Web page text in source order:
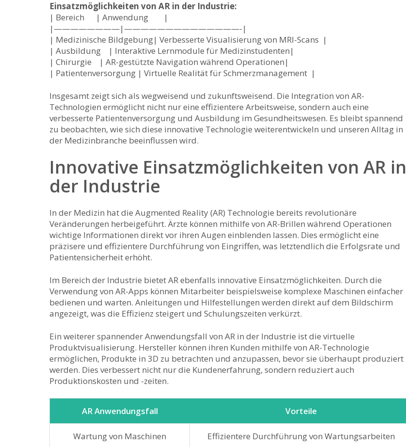
Einsatzmöglichkeiten‍ von ‍AR ⁣in der Industrie:
| Bereich ‌ ​ ⁣ ‌ ⁣ | ⁣Anwendung ‌ ⁣ ⁢ ‌ ⁢ ⁤ ⁤ |
|————————|——————————————-|
| ‍Medizinische Bildgebung| Verbesserte ‌Visualisierung⁢ von MRI-Scans ​ |
| Ausbildung ‌ ‌ ⁢ | Interaktive Lernmodule ⁢für Medizinstudenten|
| Chirurgie ‍ ​ ⁣ | AR-gestützte⁤ Navigation während⁣ Operationen|
| Patientenversorgung | Virtuelle Realität für Schmerzmanagement ⁤ |
Insgesamt zeigt sich als ​wegweisend⁢ und zukunftsweisend. Die Integration ‍von AR-
Technologien ermöglicht nicht nur ⁣eine effizientere Arbeitsweise, sondern auch eine
verbesserte Patientenversorgung und Ausbildung im Gesundheitswesen. Es bleibt spannend
zu⁣ beobachten, wie sich diese ⁣innovative​ Technologie weiterentwickeln und unseren Alltag in
der Medizinbranche beeinflussen wird.
Innovative Einsatzmöglichkeiten von⁤ AR​ in
der​ Industrie
In der⁣ Medizin hat die Augmented Reality⁢ (AR) Technologie bereits revolutionäre
Veränderungen⁣ herbeigeführt. ⁢Ärzte können​ mithilfe ‌von AR-Brillen während Operationen
wichtige Informationen direkt vor ihren ‌Augen⁣ einblenden lassen. Dies ‌ermöglicht eine
präzisere und effizientere Durchführung von Eingriffen,​ was letztendlich‌ die‍ Erfolgsrate und
Patientensicherheit erhöht.
Im Bereich der ‌Industrie bietet AR ⁤ebenfalls ‍innovative Einsatzmöglichkeiten. Durch‍ die
Verwendung⁣ von AR-Apps können Mitarbeiter‍ beispielsweise ​komplexe Maschinen einfacher
bedienen und warten. Anleitungen und‌ Hilfestellungen werden direkt auf dem Bildschirm
angezeigt, was die ⁤Effizienz steigert und Schulungszeiten verkürzt.
Ein‌ weiterer spannender Anwendungsfall⁤ von AR in der⁢ Industrie ⁤ist die virtuelle‌
Produktvisualisierung. Hersteller ‌können ⁢ihren Kunden mithilfe von AR-Technologie⁣
ermöglichen, ⁢Produkte in 3D‍ zu betrachten und ⁤anzupassen, bevor ⁢sie ‌überhaupt produziert
werden. Dies verbessert nicht nur​ die Kundenerfahrung, ‍sondern reduziert auch
Produktionskosten und -zeiten.
AR Anwendungsfall Vorteile
Wartung von ‍Maschinen Effizientere Durchführung⁤ von Wartungsarbeiten